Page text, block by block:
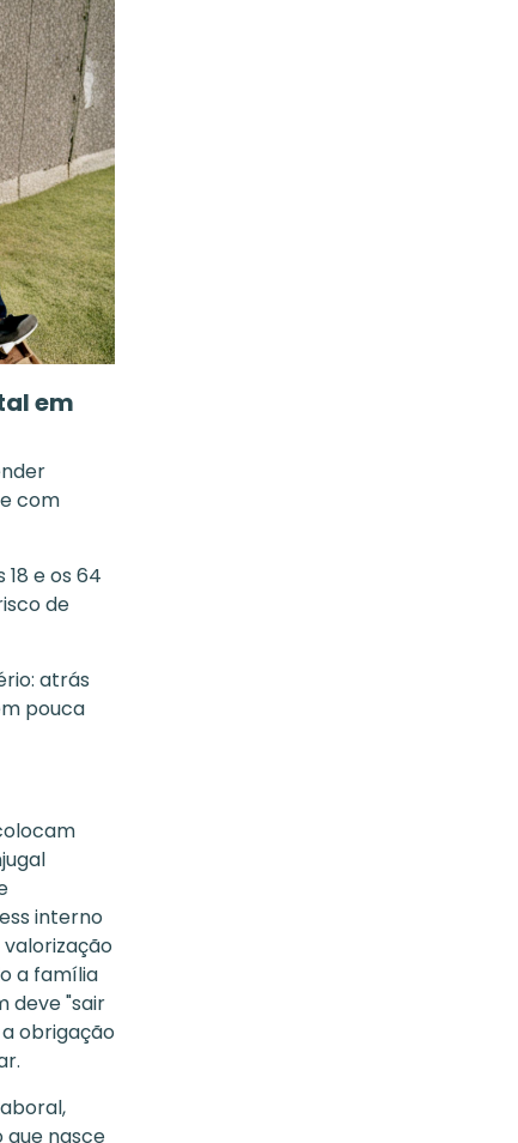
em
com
e os 64
de
atrás
pouca
interno
a família
deve "sair
obrigação
que nasce